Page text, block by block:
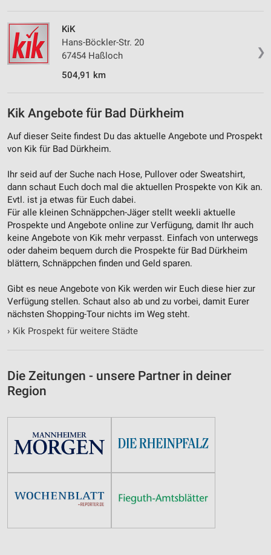
❯
KiK
Hans-Böckler-Str. 20
67454 Haßloch
504,91 km
Kik Angebote für Bad Dürkheim
Auf dieser Seite findest Du das aktuelle Angebote und Prospekt
von Kik für Bad Dürkheim.
Ihr seid auf der Suche nach Hose, Pullover oder Sweatshirt,
dann schaut Euch doch mal die aktuellen Prospekte von Kik an.
Evtl. ist ja etwas für Euch dabei.
Für alle kleinen Schnäppchen-Jäger stellt weekli aktuelle
Prospekte und Angebote online zur Verfügung, damit Ihr auch
keine Angebote von Kik mehr verpasst. Einfach von unterwegs
oder daheim bequem durch die Prospekte für Bad Dürkheim
blättern, Schnäppchen finden und Geld sparen.
Gibt es neue Angebote von Kik werden wir Euch diese hier zur
Verfügung stellen. Schaut also ab und zu vorbei, damit Eurer
nächsten Shopping-Tour nichts im Weg steht.
› Kik Prospekt für weitere Städte
Die Zeitungen - unsere Partner in deiner
Region
Quellen
Entwicklung und Verbesserung der Angebote
Verwendung reduzierter Daten zur Auswahl von
IAB-Besonderheiten:
Geräte anhand von aktiv angeforderten
Nicht-IAB-Verarbeitungszwecke:
Notwendig
Performance
Funktional